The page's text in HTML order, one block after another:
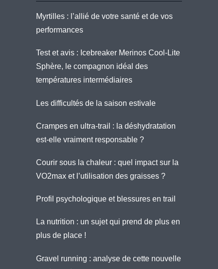
Myrtilles : l’allié de votre santé et de vos
performances
Test et avis : Icebreaker Merinos Cool-Lite
Sphère, le compagnon idéal des
températures intermédiaires
Les difficultés de la saison estivale
Crampes en ultra-trail : la déshydratation
est-elle vraiment responsable ?
Courir sous la chaleur : quel impact sur la
VO2max et l’utilisation des graisses ?
Profil psychologique et blessures en trail
La nutrition : un sujet qui prend de plus en
plus de place !
Gravel running : analyse de cette nouvelle